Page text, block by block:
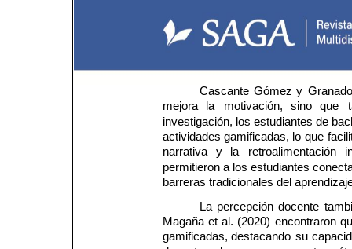
Cascante Gómez y
mejora
la motivación, sino que
investigación, los estudiantes de
actividades gamificadas, lo que
narrativa
y la retroalimentación
permitieron a los estudiantes
barreras tradicionales del
La percepción docente
Magaña et al. (2020) encontraron
gamificadas, destacando su